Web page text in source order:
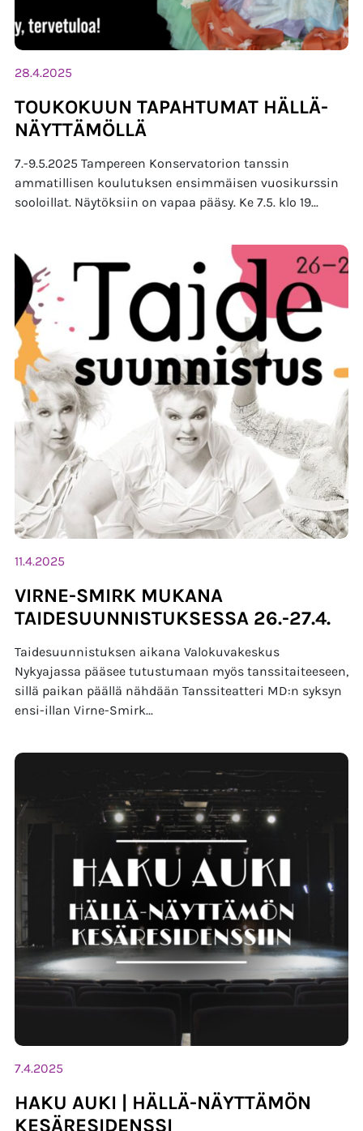
28.4.2025
TOUKOKUUN TAPAHTUMAT HÄLLÄ-
NÄYTTÄMÖLLÄ
7.-9.5.2025 Tampereen Konservatorion tanssin
ammatillisen koulutuksen ensimmäisen vuosikurssin
sooloillat. Näytöksiin on vapaa pääsy. Ke 7.5. klo 19...
11.4.2025
VIRNE-SMIRK MUKANA
TAIDESUUNNISTUKSESSA 26.-27.4.
Taidesuunnistuksen aikana Valokuvakeskus
Nykyajassa pääsee tutustumaan myös tanssitaiteeseen,
sillä paikan päällä nähdään Tanssiteatteri MD:n syksyn
ensi-illan Virne-Smirk...
7.4.2025
HAKU AUKI | HÄLLÄ-NÄYTTÄMÖN
KESÄRESIDENSSI